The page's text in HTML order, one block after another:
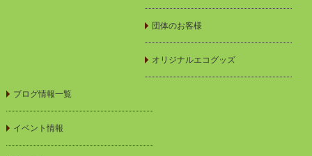
団体のお客様
オリジナルエコグッズ
ブログ情報一覧
イベント情報